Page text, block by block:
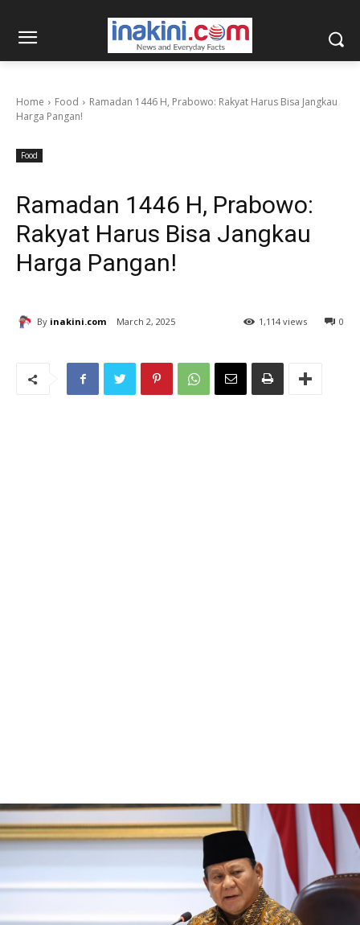
Home Food
Ramadan 1446 H, Prabowo: Rakyat Harus Bisa Jangkau
Harga Pangan!
Food
Ramadan 1446 H, Prabowo:
Rakyat Harus Bisa Jangkau
Harga Pangan!
By inakini.com March 2, 2025 0
1,114 views